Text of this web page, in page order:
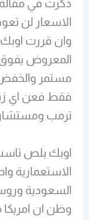
ذكرت في
الاسعار لن
وان قررت
المعروض يفوق
مستمر
فقط فعن اي
ترمب
اوبك بلص
الاستعمارية
السعودية
وظن ان امريكا